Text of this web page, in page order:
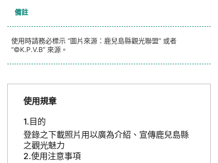
備註
使用時請務必標示 “圖片來源：鹿兒島縣觀光聯盟” 或者
“©K.P.V.B” 來源。
使用規章
目的
登錄之下載照片用以廣為介紹、宣傳鹿兒島縣
之觀光魅力
使用注意事項